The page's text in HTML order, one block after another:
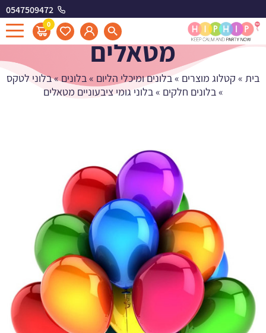
0547509472
0
בלוני גומי ציבעוניים
מטאלים
בית » קטלוג מוצרים »בלונים ומיכלי הליום »בלונים»בלוני לטקס
»בלונים חלקים »בלוני גומי ציבעוניים מטאלים